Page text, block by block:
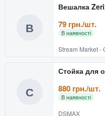
В
Вешалка
79 грн./шт.
В наявності
Stream Market -
С
Стойка для
880 грн./шт.
В наявності
DSMAX